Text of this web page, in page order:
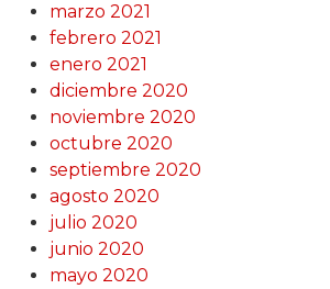
marzo 2021
febrero 2021
enero 2021
diciembre 2020
noviembre 2020
octubre 2020
septiembre 2020
agosto 2020
julio 2020
junio 2020
mayo 2020